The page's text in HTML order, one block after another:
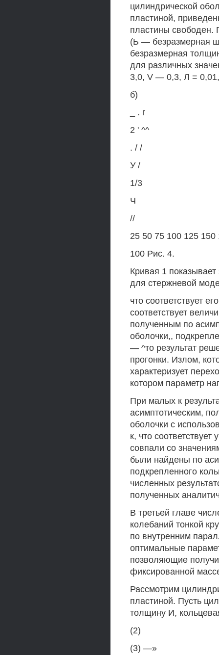
цилиндрической
пластиной,
пластины свободен.
(Ь — безразмерная
безразмерная
для различных
3,0, V — 0,3, Л =
б)
_ . г
2 ' ^^
. / /
У /
1/3
Ч
//
25 50 75 100 125 150
100 Рис. 4.
Кривая 1
для стержневой
что соответствует
соответствует
полученным по
оболочки,,
— ^то результат
прогонки. Излом,
характеризует
котором параметр
При малых к
асимптотическим,
оболочки с
к, что
совпали со
были найдены по
подкрепленного
численных
полученных
В третьей главе
колебаний тонкой
по внутренним
оптимальные
позволяющие
фиксированной
Рассмотрим
пластиной. Пусть
толщину И,
(2)
(3) —»